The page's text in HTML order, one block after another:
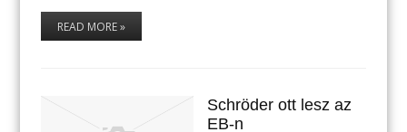
READ MORE »
Schröder ott lesz az
EB-n